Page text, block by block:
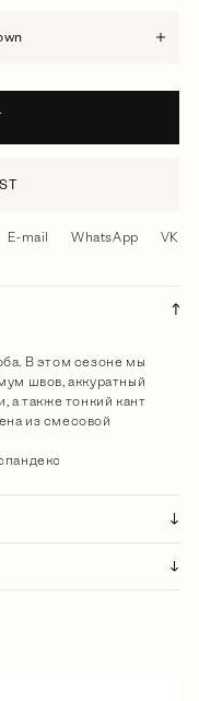
E-mail WhatsApp VK
В этом сезоне мы
швов, аккуратный
а также тонкий кант
из смесовой